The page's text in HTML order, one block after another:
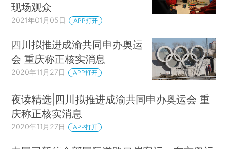
现场观众
2021年01月05日 APP打开
四川拟推进成渝共同申办奥运
会 重庆称正核实消息
2020年11月27日 APP打开
夜读精选|四川拟推进成渝共同申办奥运会 重
庆称正核实消息
2020年11月27日 APP打开